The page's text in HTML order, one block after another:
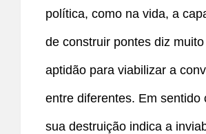
política, como na vida, a
de construir pontes diz
aptidão para viabilizar a
entre diferentes. Em sentido
sua destruição indica a